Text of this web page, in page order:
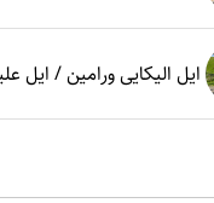
ایل الیکایی ورامین / ایل